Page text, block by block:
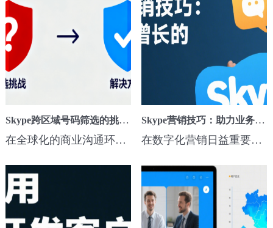
Skype跨区域号码筛选的挑战与解决方案
在全球化的商业沟通环境中，Skype已经成为许多企业跨境合作的重要工具。然而，当涉及到跨区域沟通时，Skype号码筛选往往会面临技术与管理上的难题。不同国家和地区的号码格式、法律合规要求以及企业内部的使用场景，都让号码筛选成为一项复杂的任务。如何在保障合规的前提下，提高号码筛选效率，成为不少企业关注的焦...
Skype营销技巧：助力业务增长的实用方法
在数字化营销日益重要的今天，企业想要突破传统模式实现高效获客，必须善用工具与策略。Skype作为全球广泛使用的通讯平台，其功能远不止于简单的语音或视频通话，而是集成了数据筛选、客户管理、多场景协作等多重能力，成为企业拓展市场的关键助手。尤其在客户开发环节，Skype的数据筛选功能能够帮助企业精准锁定目标群体，...